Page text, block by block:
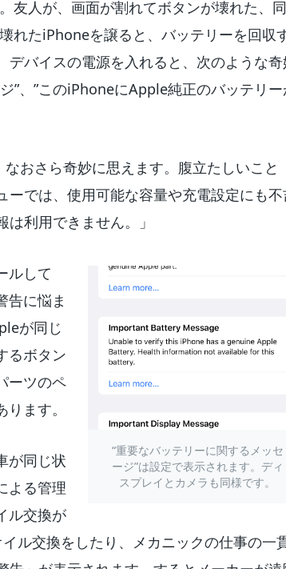
友人が、画面が割れてボタンが壊れた、
れたiPhoneを譲ると、バッテリーを回収
デバイスの電源を入れると、次のような
”、”このiPhoneにApple純正のバッテリ
おさら奇妙に思えます。腹立たしいこと
では、使用可能な容量や充電設定にも
利用できません。」
“重要なバッテリーに関するメッセ
ージ”は設定で表示されます。ディ
スプレイとカメラも同様です。
ルして
告に悩ま
が同じ
るボタン
ーツのペ
ます。
が同じ状
よる管理
ル交換が
ル交換をしたり、メカニックの仕事の一